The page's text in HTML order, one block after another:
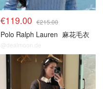
€119.00 €215.00
Polo Ralph Lauren 麻花毛衣
@dealmoon.de